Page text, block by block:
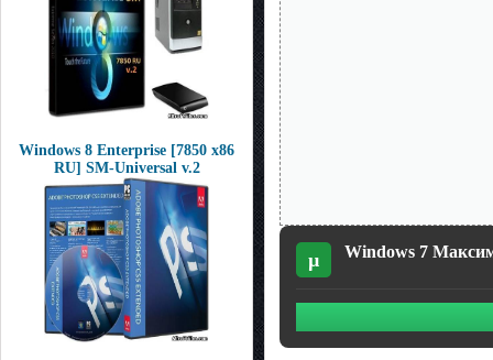
Windows 8 Enterprise [7850 x86
RU] SM-Universal v.2
µ Windows 7